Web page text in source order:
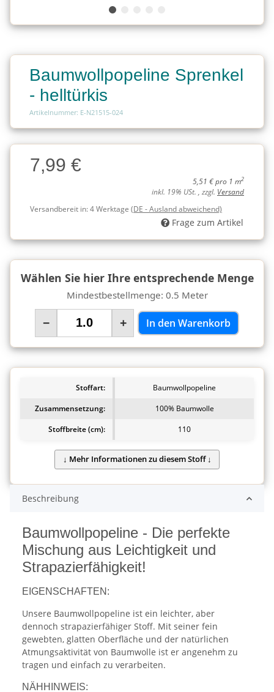
Baumwollpopeline Sprenkel
- helltürkis
Artikelnummer: E-N21515-024
Charge
Charge7,99 €
5,51 € pro 1 m2
inkl. 19% USt. , zzgl. Versand
Versandbereit in:4 Werktage (DE - Ausland abweichend)
Frage zum Artikel
Wählen Sie hier Ihre entsprechende Menge
Mindestbestellmenge: 0.5 Meter
− + In den Warenkorb
Stoffart:
Baumwollpopeline
Zusammensetzung:
100% Baumwolle
Stoffbreite (cm):
110
Beschreibung
Baumwollpopeline - Die perfekte
Mischung aus Leichtigkeit und
Strapazierfähigkeit!
EIGENSCHAFTEN:
Unsere Baumwollpopeline ist ein leichter, aber
dennoch strapazierfähiger Stoff. Mit seiner fein
gewebten, glatten Oberfläche und der natürlichen
Atmungsaktivität von Baumwolle ist er angenehm zu
tragen und einfach zu verarbeiten.
NÄHHINWEIS: